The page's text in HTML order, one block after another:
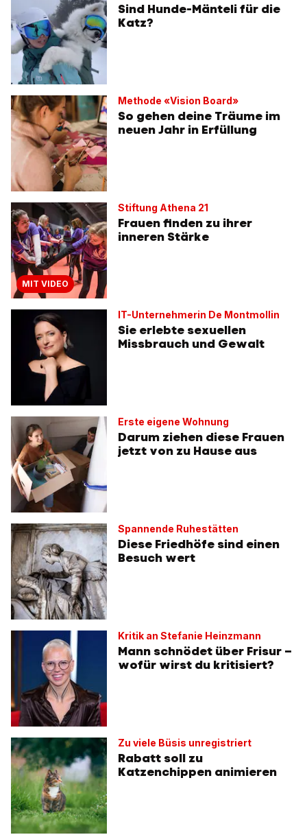
Sind Hunde-Mänteli für die
Katz?
Methode «Vision Board»
So gehen deine Träume im
neuen Jahr in Erfüllung
MIT VIDEO
Stiftung Athena 21
Frauen finden zu ihrer
inneren Stärke
IT-Unternehmerin De Montmollin
Sie erlebte sexuellen
Missbrauch und Gewalt
Erste eigene Wohnung
Darum ziehen diese Frauen
jetzt von zu Hause aus
Spannende Ruhestätten
Diese Friedhöfe sind einen
Besuch wert
Kritik an Stefanie Heinzmann
Mann schnödet über Frisur –
wofür wirst du kritisiert?
Zu viele Büsis unregistriert
Rabatt soll zu
Katzenchippen animieren